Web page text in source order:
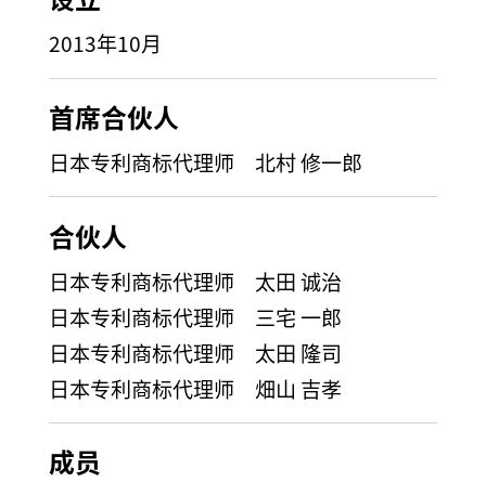
2013年10月
首席合伙人
日本专利商标代理师 北村 修一郎
合伙人
日本专利商标代理师 太田 诚治
日本专利商标代理师 三宅 一郎
日本专利商标代理师 太田 隆司
日本专利商标代理师 畑山 吉孝
成员